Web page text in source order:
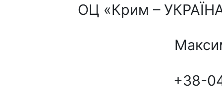
ОЦ «Крим –
+38-